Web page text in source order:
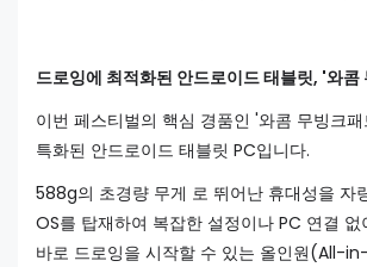
드로잉에 최적화된 안드로이드 태블릿, '와콤
이번 페스티벌의 핵심 경품인 '와콤 무빙크패
특화된 안드로이드 태블릿 PC입니다.
588g의 초경량 무게 로 뛰어난 휴대성을 자
OS를 탑재하여 복잡한 설정이나 PC 연결
바로 드로잉을 시작할 수 있는 올인원(All-